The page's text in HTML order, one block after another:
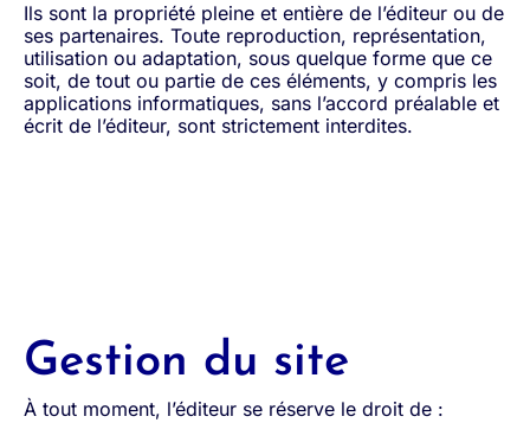
Ils sont la propriété pleine et entière de l’éditeur ou de
ses partenaires. Toute reproduction, représentation,
utilisation ou adaptation, sous quelque forme que ce
soit, de tout ou partie de ces éléments, y compris les
applications informatiques, sans l’accord préalable et
écrit de l’éditeur, sont strictement interdites.
Gestion du site
À tout moment, l’éditeur se réserve le droit de :